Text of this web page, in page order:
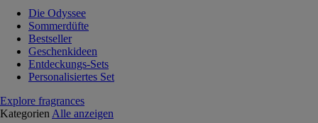
Die Odyssee
Sommerdüfte
Bestseller
Geschenkideen
Entdeckungs-Sets
Personalisiertes Set
Explore fragrances
Kategorien Alle anzeigen